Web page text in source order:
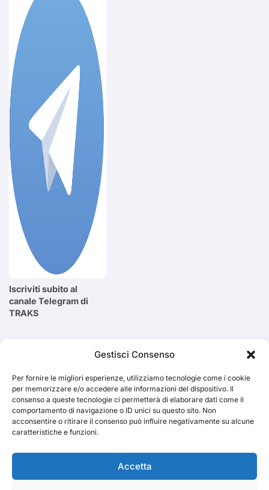
Gestisci Consenso
Per fornire le migliori esperienze, utilizziamo tecnologie come i cookie
per memorizzare e/o accedere alle informazioni del dispositivo. Il
consenso a queste tecnologie ci permetterà di elaborare dati come il
comportamento di navigazione o ID unici su questo sito. Non
acconsentire o ritirare il consenso può influire negativamente su alcune
caratteristiche e funzioni.
Accetta
Iscriviti subito al
canale Telegram di
TRAKS
Cerca
TRAKS